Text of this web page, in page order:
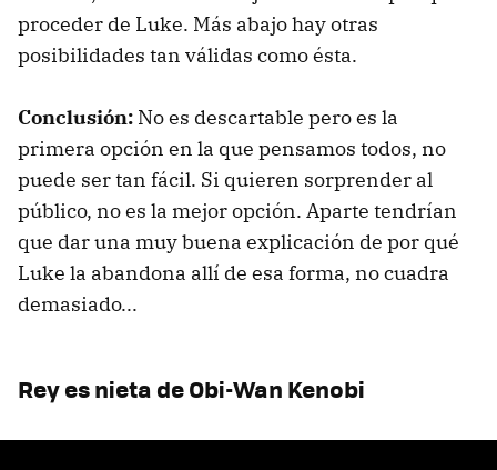
proceder de Luke. Más abajo hay otras
posibilidades tan válidas como ésta.
Conclusión: No es descartable pero es la
primera opción en la que pensamos todos, no
puede ser tan fácil. Si quieren sorprender al
público, no es la mejor opción. Aparte tendrían
que dar una muy buena explicación de por qué
Luke la abandona allí de esa forma, no cuadra
demasiado...
Rey es nieta de Obi-Wan Kenobi